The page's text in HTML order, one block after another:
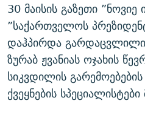
30 მაისის გაზეთი ”ნოვიე
”საქართველოს
დაჰპირდა გარდაცვლილი
ზურაბ ჟვანიას ოჯახის
სიკვდილის
ქვეყნების